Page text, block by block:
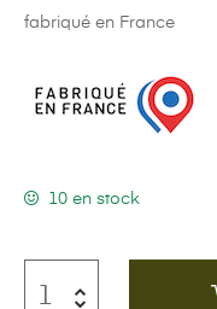
fabriqué en France
10 en stock